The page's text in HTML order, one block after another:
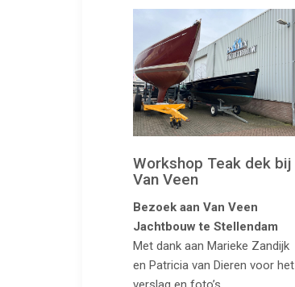
Workshop Teak dek bij
Van Veen
Bezoek aan Van Veen
Jachtbouw te Stellendam
Met dank aan Marieke Zandijk
en Patricia van Dieren voor het